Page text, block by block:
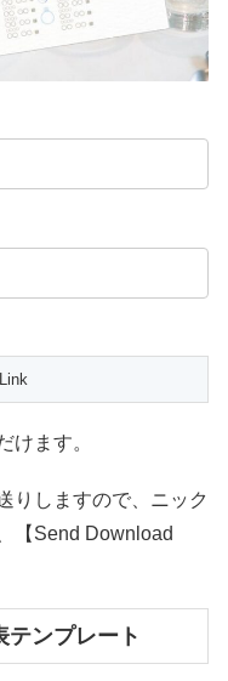
けます。
りしますので、ニック
【Send Download
テンプレート